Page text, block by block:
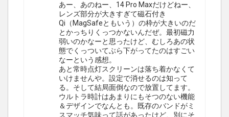
あー、あのねー、14 Pro Maxだけどねー、
レンズ部分が大きすぎて磁石付き
Qi（MagSafeともいう）の枠が大きいのだ
とかっちりくっつかないんだぜ。最初磁力
弱いのかなーと思ったけど、むしろあの状
態でくっついてぶら下がってたのはすごい
なーという感想。
あと常時点灯スクリーンは落ち着かなくて
いけませんや。設定で消せるのは知って
る。そして結局面倒なので放置してます。
ウルトラ時計はあまりにもそつのない機能
＆デザインでなんとも。既存のバンドがミ
スマッチ気味って話があったけど、別にそ